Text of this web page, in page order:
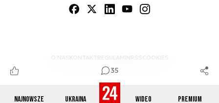
Najnowsze Ukraina Wideo Premium
35
O NAS KONTAKTREGULAMINRSS COOKIES